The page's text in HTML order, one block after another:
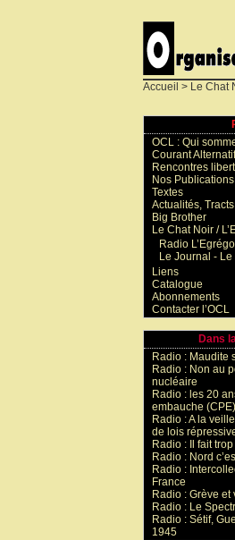
Accueil > Le Chat
OCL : Qui
Courant Alternatif
Rencontres
Nos Publications
Textes
Actualités,
Big Brother
Le Chat Noir /
Radio
Le Journal -
Liens
Catalogue
Abonnements
Contacter l’OCL
Dans
Radio : Maudite
Radio : Non au
nucléaire
Radio : les 20
embauche (CPE)
Radio : A la
de lois
Radio : Il fait
Radio : Nord
Radio :
France
Radio : Grève et
Radio : Le
Radio : Sétif,
1945